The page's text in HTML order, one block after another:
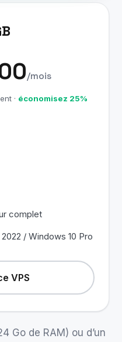
/mois
· économisez 25%
complet
/ Windows 10 Pro
VPS
Go de RAM) ou d’un